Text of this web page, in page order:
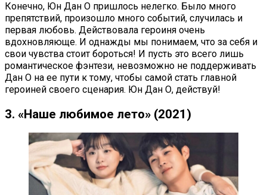
Конечно, Юн Дан О пришлось нелегко. Было много
препятствий, произошло много событий, случилась и
первая любовь. Действовала героиня очень
вдохновляюще. И однажды мы понимаем, что за себя и
свои чувства стоит бороться! И пусть это всего лишь
романтическое фэнтези, невозможно не поддерживать
Дан О на ее пути к тому, чтобы самой стать главной
героиней своего сценария. Юн Дан О, действуй!
3. «Наше любимое лето» (2021)